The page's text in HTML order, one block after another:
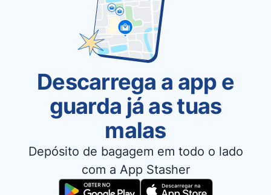
Descarrega a app e
guarda já as tuas
malas
Depósito de bagagem em todo o lado
com a App Stasher